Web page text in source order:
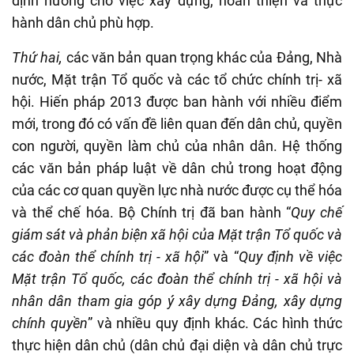
hành dân chủ phù hợp.
Thứ hai, các văn bản quan trọng khác của Đảng, Nhà
nước, Mặt trận Tổ quốc và các tổ chức chính trị- xã
hội. Hiến pháp 2013 được ban hành với nhiều điểm
mới, trong đó có vấn đề liên quan đến dân chủ, quyền
con người, quyền làm chủ của nhân dân. Hệ thống
các văn bản pháp luật về dân chủ trong hoạt động
của các cơ quan quyền lực nhà nước được cụ thể hóa
và thể chế hóa. Bộ Chính trị đã ban hành “Quy chế
giám sát và phản biện xã hội của Mặt trận Tổ quốc và
các đoàn thể chính trị - xã hội” và “Quy định về việc
Mặt trận Tổ quốc, các đoàn thể chính trị - xã hội và
nhân dân tham gia góp ý xây dựng Đảng, xây dựng
chính quyền” và nhiều quy định khác. Các hình thức
thực hiện dân chủ (dân chủ đại diện và dân chủ trực